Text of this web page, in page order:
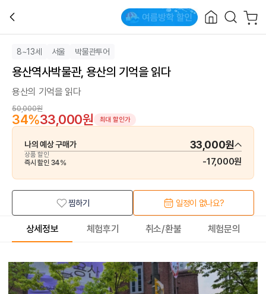
8~13세 서울 박물관투어
용산역사박물관, 용산의 기억을 읽다
용산의 기억을 읽다
50,000원
34%33,000원 최대 할인가
나의 예상 구매가 33,000원
상품 할인
즉시 할인 34% -17,000원
찜하기 일정이 없나요?
상세정보 체험후기 취소/환불 체험문의